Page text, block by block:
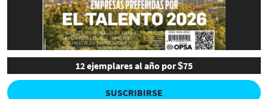
12 ejemplares al año por $75
SUSCRIBIRSE